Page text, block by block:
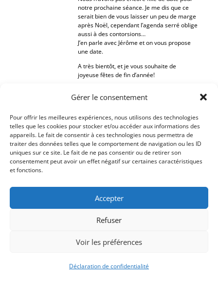
Gérer le consentement
Pour offrir les meilleures expériences, nous utilisons des technologies
telles que les cookies pour stocker et/ou accéder aux informations des
appareils. Le fait de consentir à ces technologies nous permettra de
traiter des données telles que le comportement de navigation ou les ID
uniques sur ce site. Le fait de ne pas consentir ou de retirer son
consentement peut avoir un effet négatif sur certaines caractéristiques
et fonctions.
Accepter
Refuser
Voir les préférences
Déclaration de confidentialité
notre prochaine séance. Je me dis que ce
serait bien de vous laisser un peu de marge
après Noël, cependant l’agenda serré oblige
aussi à des contorsions…
J’en parle avec Jérôme et on vous propose
une date.
A très bientôt, et je vous souhaite de
joyeuse fêtes de fin d’année!
portable: 06 62 76 02 04
Signify-Child ByClub Photo IUT Vannes @2025